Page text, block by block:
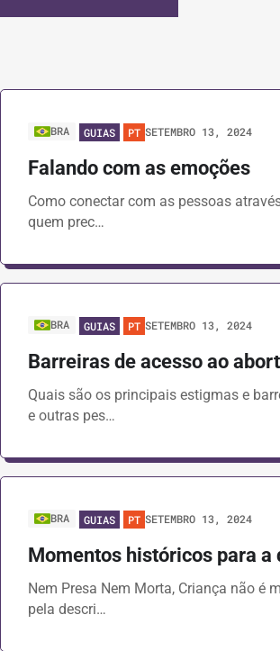
BRA GUIAS PT SETEMBRO 13, 2024
Falando com as emoções
Como conectar com as pessoas
quem prec…
BRA GUIAS PT SETEMBRO 13, 2024
Barreiras de acesso ao
Quais são os principais estigmas e
e outras pes…
BRA GUIAS PT SETEMBRO 13, 2024
Momentos históricos para
Nem Presa Nem Morta, Criança não é
pela descri…